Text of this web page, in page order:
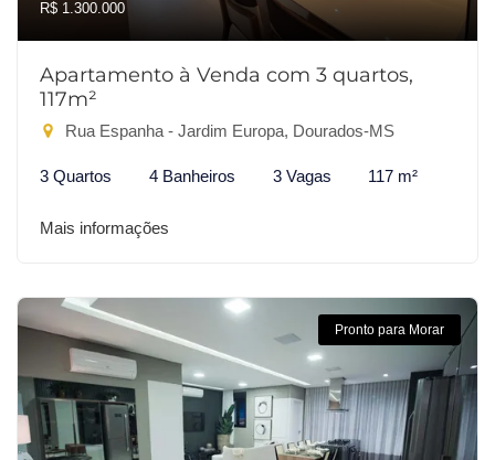
R$ 1.300.000
Apartamento à Venda com 3 quartos,
117m²
Rua Espanha - Jardim Europa, Dourados-MS
3 Quartos 4 Banheiros 3 Vagas 117 m²
Mais informações
Pronto para Morar